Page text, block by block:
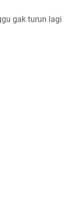
gak turun lagi